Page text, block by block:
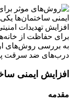
ایمنی ساختمان‌ها
افزایش تهدیدات
برای حفاظت از
به بررسی روش‌های
درب‌های ضد سرقت
افزایش ایمنی
مقدمه